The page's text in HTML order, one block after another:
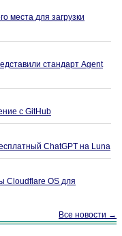
места для загрузки
стандарт Agent
с GitHub
ChatGPT на Luna
Cloudflare OS для
Все новости →